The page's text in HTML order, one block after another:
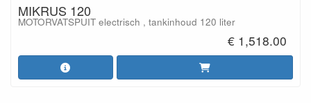
MIKRUS 120
MOTORVATSPUIT electrisch , tankinhoud 120 liter
€ 1,518.00